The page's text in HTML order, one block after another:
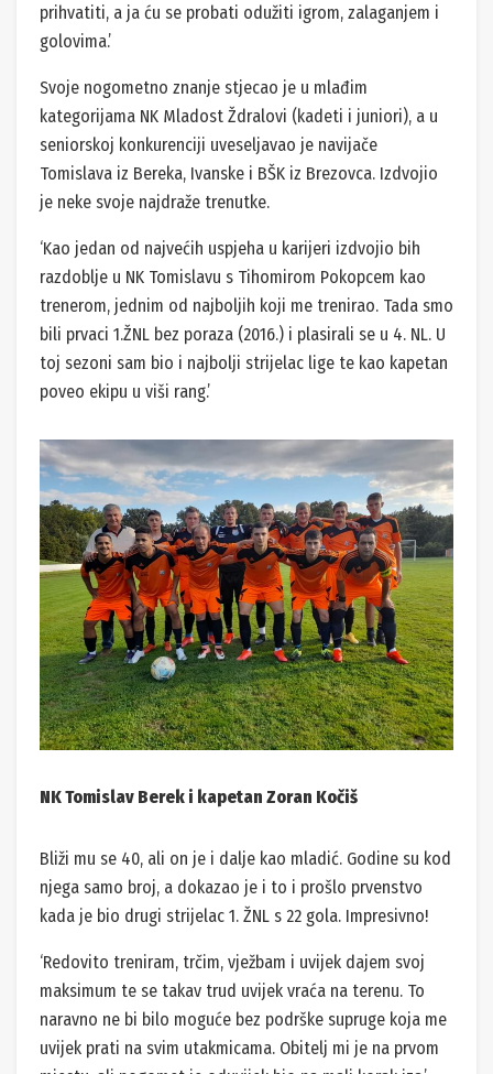
prihvatiti, a ja ću se probati odužiti igrom, zalaganjem i
golovima.’
Svoje nogometno znanje stjecao je u mlađim
kategorijama NK Mladost Ždralovi (kadeti i juniori), a u
seniorskoj konkurenciji uveseljavao je navijače
Tomislava iz Bereka, Ivanske i BŠK iz Brezovca. Izdvojio
je neke svoje najdraže trenutke.
‘Kao jedan od najvećih uspjeha u karijeri izdvojio bih
razdoblje u NK Tomislavu s Tihomirom Pokopcem kao
trenerom, jednim od najboljih koji me trenirao. Tada smo
bili prvaci 1.ŽNL bez poraza (2016.) i plasirali se u 4. NL. U
toj sezoni sam bio i najbolji strijelac lige te kao kapetan
poveo ekipu u viši rang.’
NK Tomislav Berek i kapetan Zoran Kočiš
Bliži mu se 40, ali on je i dalje kao mladić. Godine su kod
njega samo broj, a dokazao je i to i prošlo prvenstvo
kada je bio drugi strijelac 1. ŽNL s 22 gola. Impresivno!
‘Redovito treniram, trčim, vježbam i uvijek dajem svoj
maksimum te se takav trud uvijek vraća na terenu. To
naravno ne bi bilo moguće bez podrške supruge koja me
uvijek prati na svim utakmicama. Obitelj mi je na prvom